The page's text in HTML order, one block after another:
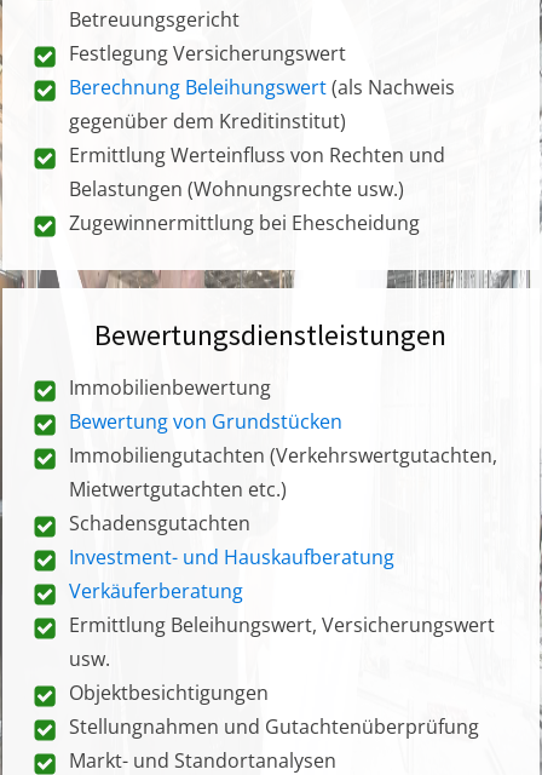
Betreuungsgericht
Festlegung Versicherungswert
Berechnung Beleihungswert(als Nachweis
gegenüber dem Kreditinstitut)
Ermittlung Werteinfluss von Rechten und
Belastungen (Wohnungsrechte usw.)
Zugewinnermittlung bei Ehescheidung
Bewertungsdienstleistungen
Immobilienbewertung
Bewertung von Grundstücken
Immobiliengutachten (Verkehrswertgutachten,
Mietwertgutachten etc.)
Schadensgutachten
Investment- und Hauskaufberatung
Verkäuferberatung
Ermittlung Beleihungswert, Versicherungswert
usw.
Objektbesichtigungen
Stellungnahmen und Gutachtenüberprüfung
Markt- und Standortanalysen